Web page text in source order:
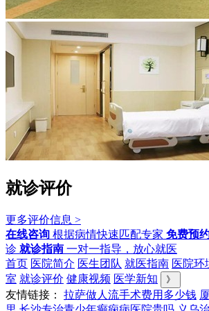
就诊评价
更多评价信息 >
在线咨询 根据病情快速匹配专家 免费预
诊 就诊指南 一对一指导，放心就医
首页 医院简介 医生团队 就医指南 医院环
室 就诊评价 健康视频 医学新知 》
友情链接： 拉萨做人流手术费用多少钱